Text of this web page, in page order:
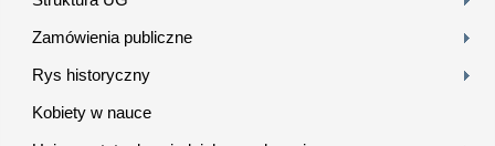
Zamówienia publiczne
Rys historyczny
Kobiety w nauce